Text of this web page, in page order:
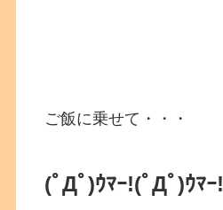
ご飯に乗せて・・・
(ﾟДﾟ)ｳﾏｰ!(ﾟДﾟ)ｳﾏｰ!